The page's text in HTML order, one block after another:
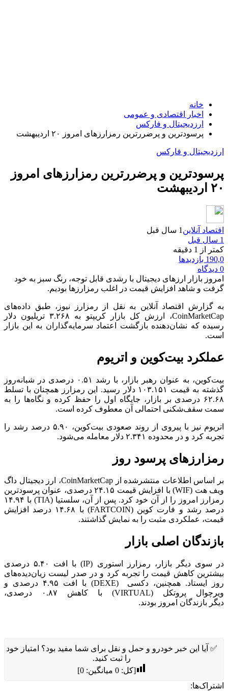
خانه
اخبار اقتصادی و عمومی
ارزدیجیتال و فارکس
پرسودترین و پرضررترین رمزارزهای امروز ۲۰ اردیبهشت
ارزدیجیتال و فارکس
پرسودترین و پرضررترین رمزارزهای امروز
۲۰ اردیبهشت
اقتصاد آنلاین 1 سال قبل
1 سال قبل
کمتر از 1 دقیقه
190,0 بازدیدها
0 دیدگاه
امروز بازار ارزهای دیجیتال با رشدی قابل توجه، رنگ سبز به خود
گرفت و شاهد افزایش قیمت در اغلب رمزارزها بودیم.
به گزارش اقتصاد آنلاین به نقل از رمزارز نیوز، طبق داده‌های
CoinMarketCap، ارزش کل بازار کریپتو به ۳.۲۶۸ تریلیون دلار
رسیده که نشان‌دهنده بازگشت اعتماد سرمایه‌گذاران به این بازار
است.
عملکرد بیت‌کوین و اتریوم
بیت‌کوین، به عنوان رهبر بازار، با رشد ۰.۵۱ درصدی در شبانه‌روز
گذشته به قیمت ۱۰۳.۱۵۱ دلار رسید. این رمزارز همچنان با تسلط
۶۲.۶۸ درصدی بر بازار، جایگاه اول را حفظ کرده و نگاه‌ها را به
سمت سقف‌شکنی احتمالی آن معطوف کرده است.
اتریوم نیز با پیروی از روند صعودی بیت‌کوین، ۵.۹۰ درصد رشد را
تجربه کرد و در محدوده ۲.۳۴۱ دلار معامله می‌شود.
رمزارزهای پرسود روز
بر اساس اطلاعات منتشرشده از CoinMarketCap، ارز دیجیتال داگ
ویف هت (WIF) با افزایش قیمت ۲۴.۱۵ درصدی، عنوان پرسودترین
رمزارز امروز را از آن خود کرد. پس از آن، سلستیا (TIA) با ۱۴.۹۴
درصد رشد و فارت کوین (FARTCOIN) با ۱۴.۶۸ درصد افزایش
قیمت، عملکردی مثبت را به نمایش گذاشتند.
بازندگان اصلی بازار
در سوی دیگر بازار، رمزارز استوری (IP) با افت ۵.۴۰ درصدی
بیشترین کاهش قیمت را تجربه کرد و در صدر لیست زیان‌دیده‌های
روز ایستاد. همچنین، دکسی (DEXE) با افت ۴.۹۵ درصدی و
ویرچوال پروتکل (VIRTUAL) با کاهش ۰.۸۷ درصدی،
دیگر بازندگان امروز بودند.
✅ آیا این خبر خودرو و حمل و نقل برای شما مفید بود؟ امتیاز خود
را ثبت کنید.
[کل:0 میانگین:0
]
اشتراک‌ها: